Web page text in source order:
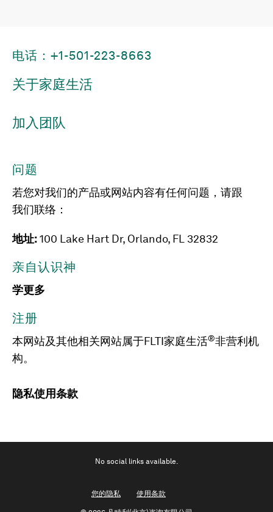
电话：+1-501-223-8663
关于家庭生活
加入团队
问题
若您对我们的产品或网站内容有任何问题，请跟
我们联络：
地址:100 Lake Hart Dr, Orlando, FL 32832
亲自认识神
学更多
注册
本网站及其他相关网站属于FLTI家庭生活®非营利机
构。
隐私使用条款
No social links available.
您的隐私 使用条款